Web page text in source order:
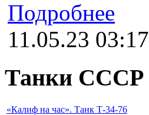
Подробнее
11.05.23 03:17
Танки СССР
«Калиф на час». Танк Т-34-76